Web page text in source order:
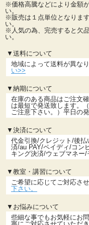
※価格高騰などにより金額
い。
※販売は１点単位となりま
い。
※人気の為、完売すると欠
い。
▼送料について
地域によって送料が異なり
い>>
▼納期について
在庫のある商品はご注文
は最短で発送致します。
ご注意下さい。）平日の
▼決済について
代金引換/クレジット/後
済/au PAY/ペイディ/コン
キング決済/ウェブマネー/
▼教室・講習について
ご希望に応じてご対応さ
下さい。
▼お悩みについて
些細な事でもお気軽にお